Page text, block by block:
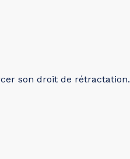
son droit de rétractation.